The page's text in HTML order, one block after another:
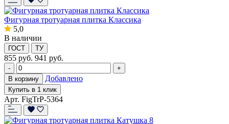
Фигурная тротуарная плитка Классика
5,0
В наличии
ГОСТ ТУ
855 руб. 941 руб.
-
+
В корзину
Добавлено
Купить в 1 клик
Арт. FigTrP-5364